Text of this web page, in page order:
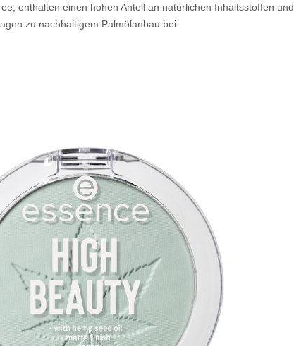
enthalten einen hohen Anteil an natürlichen Inhaltsstoffen und
zu nachhaltigem Palmölanbau bei.